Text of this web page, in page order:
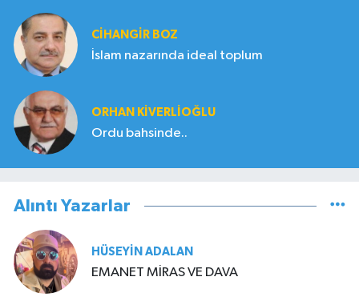
CIHANGIR BOZ
İslam nazarında ideal toplum
ORHAN KIVERLIOĞLU
Ordu bahsinde..
Alıntı Yazarlar
HÜSEYIN ADALAN
EMANET MİRAS VE DAVA